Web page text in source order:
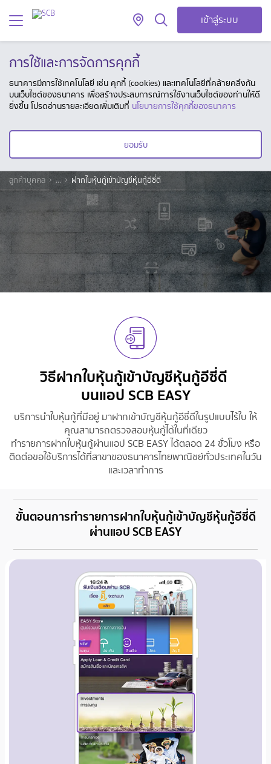
เข้าสู่ระบบ
การใช้และการจัดการคุกกี้
ธนาคารมีการใช้เทคโนโลยี เช่น คุกกี้ (cookies) และเทคโนโลยีที่คล้ายคลึงกัน
บนเว็บไซต์ของธนาคาร เพื่อสร้างประสบการณ์การใช้งานเว็บไซต์ของท่านให้ดี
ยิ่งขึ้น โปรดอ่านรายละเอียดเพิ่มเติมที่ นโยบายการใช้คุกกี้ของธนาคาร
ยอมรับ
ลูกค้าบุคคล ... ฝากใบหุ้นกู้เข้าบัญชีหุ้นกู้อีซี่ดี
วิธีฝากใบหุ้นกู้เข้าบัญชีหุ้นกู้อีซี่ดี
บนแอป SCB EASY
บริการนำใบหุ้นกู้ที่มีอยู่ มาฝากเข้าบัญชีหุ้นกู้อีซี่ดีในรูปแบบไร้ใบ ให้
คุณสามารถตรวจสอบหุ้นกู้ได้ในที่เดียว
ทำรายการฝากใบหุ้นกู้ผ่านแอป SCB EASY ได้ตลอด 24 ชั่วโมง หรือ
ติดต่อขอใช้บริการได้ที่สาขาของธนาคารไทยพาณิชย์ทั่วประเทศในวัน
และเวลาทำการ
ขั้นตอนการทำรายการฝากใบหุ้นกู้เข้าบัญชีหุ้นกู้อีซี่ดี
ผ่านแอป SCB EASY